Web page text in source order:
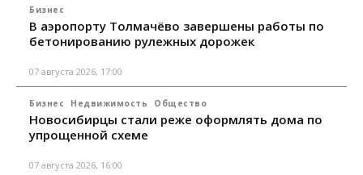
Бизнес
В аэропорту Толмачёво завершены работы по
бетонированию рулежных дорожек
07 августа 2026, 17:00
Бизнес Недвижимость Общество
Новосибирцы стали реже оформлять дома по
упрощенной схеме
07 августа 2026, 16:00